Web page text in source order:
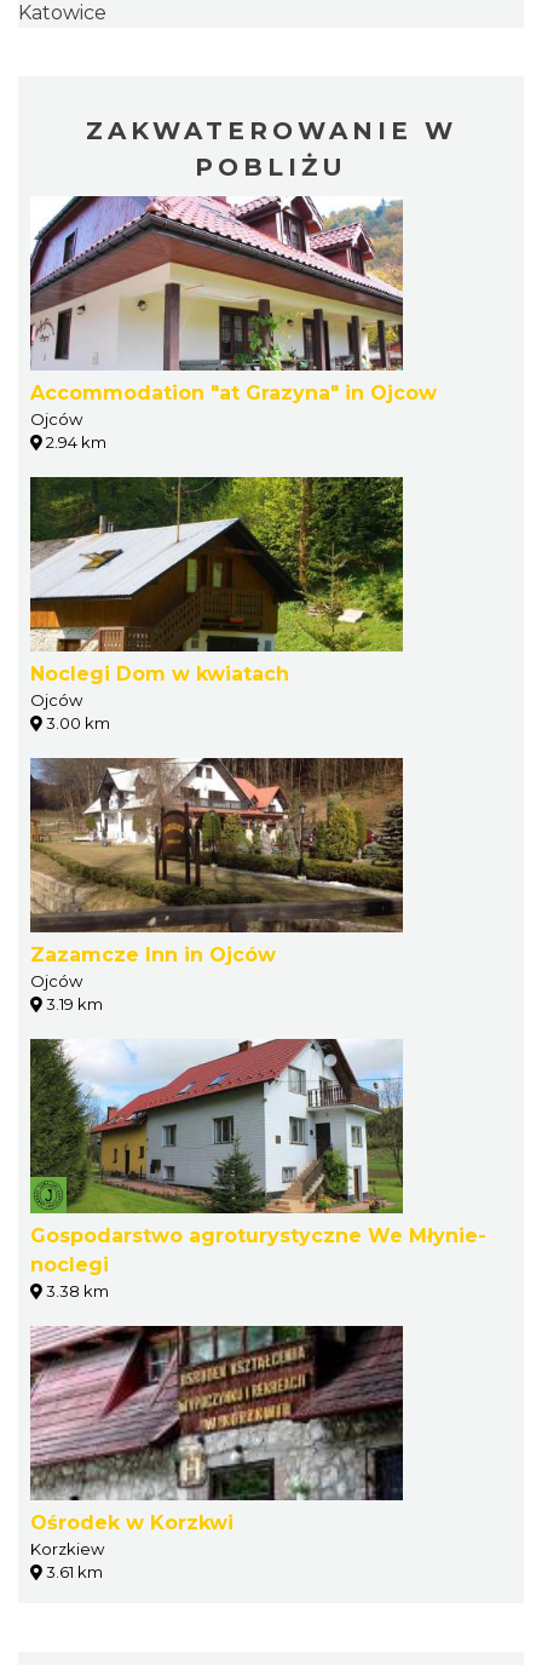
Katowice
ZAKWATEROWANIE W
POBLIŻU
Accommodation "at Grazyna" in Ojcow
Ojców
2.94 km
Noclegi Dom w kwiatach
Ojców
3.00 km
Zazamcze Inn in Ojców
Ojców
3.19 km
Gospodarstwo agroturystyczne We Młynie-
noclegi
3.38 km
Ośrodek w Korzkwi
Korzkiew
3.61 km